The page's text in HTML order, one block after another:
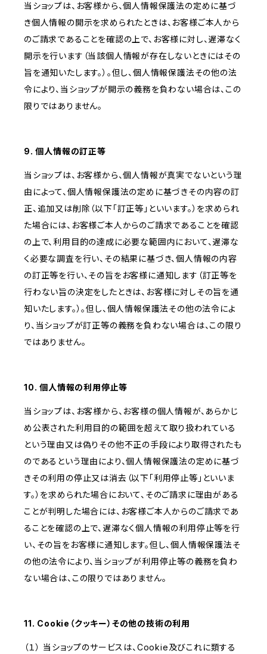
当ショップは、お客様から、個人情報保護法の定めに基づ
き個人情報の開示を求められたときは、お客様ご本人から
のご請求であることを確認の上で、お客様に対し、遅滞なく
開示を行います（当該個人情報が存在しないときにはその
旨を通知いたします。）。但し、個人情報保護法その他の法
令により、当ショップが開示の義務を負わない場合は、この
限りではありません。
9. 個人情報の訂正等
当ショップは、お客様から、個人情報が真実でないという理
由によって、個人情報保護法の定めに基づきその内容の訂
正、追加又は削除（以下「訂正等」といいます。）を求められ
た場合には、お客様ご本人からのご請求であることを確認
の上で、利用目的の達成に必要な範囲内において、遅滞な
く必要な調査を行い、その結果に基づき、個人情報の内容
の訂正等を行い、その旨をお客様に通知します（訂正等を
行わない旨の決定をしたときは、お客様に対しその旨を通
知いたします。）。但し、個人情報保護法その他の法令によ
り、当ショップが訂正等の義務を負わない場合は、この限り
ではありません。
10. 個人情報の利用停止等
当ショップは、お客様から、お客様の個人情報が、あらかじ
め公表された利用目的の範囲を超えて取り扱われている
という理由又は偽りその他不正の手段により取得されたも
のであるという理由により、個人情報保護法の定めに基づ
きその利用の停止又は消去（以下「利用停止等」といいま
す。）を求められた場合において、そのご請求に理由がある
ことが判明した場合には、お客様ご本人からのご請求であ
ることを確認の上で、遅滞なく個人情報の利用停止等を行
い、その旨をお客様に通知します。但し、個人情報保護法そ
の他の法令により、当ショップが利用停止等の義務を負わ
ない場合は、この限りではありません。
11. Cookie（クッキー）その他の技術の利用
（１） 当ショップのサービスは、Cookie及びこれに類する